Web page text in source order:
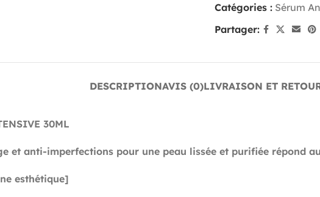
Catégories : Sérum
Partager:
DESCRIPTIONAVIS (0)LIVRAISON ET
30ML
et anti-imperfections pour une peau lissée et purifiée répond
esthétique]